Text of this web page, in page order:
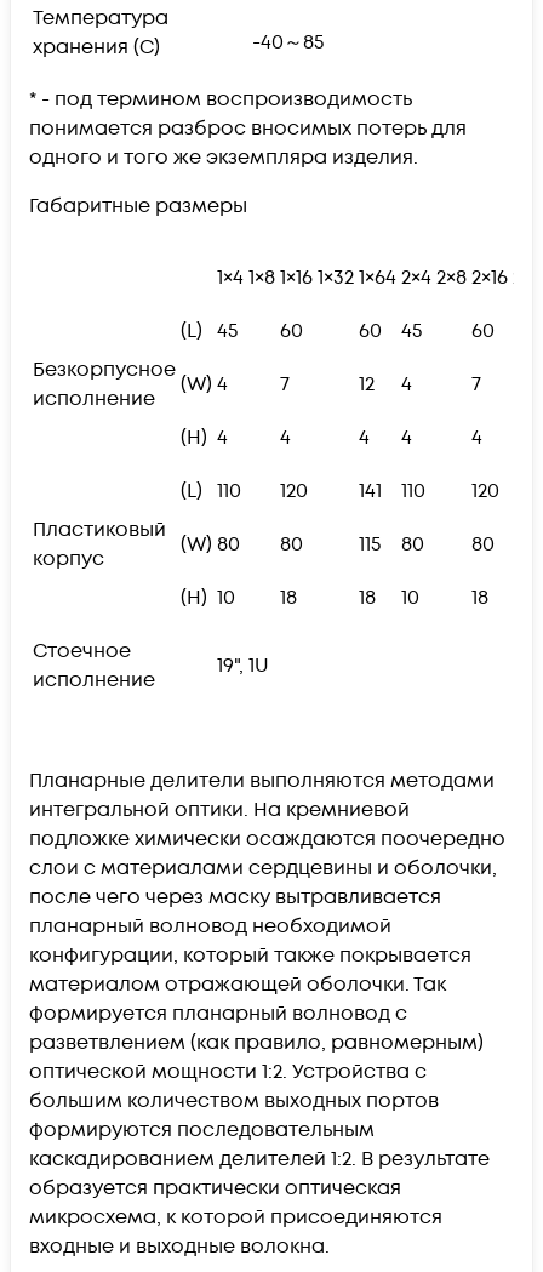
Температура
хранения (С)
-40～85
* - под термином воспроизводимость
понимается разброс вносимых потерь для
одного и того же экземпляра изделия.
Габаритные размеры
1×41×81×161×321×642×42×82×16
Безкорпусное
исполнение
(L) 45 60 60 45
60
(W) 4 7 12 4
7
(H) 4 4 4 4 4
Пластиковый
корпус
(L) 110 120 141 110
120
(W) 80 80 115 80
80
(H) 10 18 18 10
18
Стоечное
исполнение
19", 1U
Планарные делители выполняются методами
интегральной оптики. На кремниевой
подложке химически осаждаются поочередно
слои с материалами сердцевины и оболочки,
после чего через маску вытравливается
планарный волновод необходимой
конфигурации, который также покрывается
материалом отражающей оболочки. Так
формируется планарный волновод с
разветвлением (как правило, равномерным)
оптической мощности 1:2. Устройства с
большим количеством выходных портов
формируются последовательным
каскадированием делителей 1:2. В результате
образуется практически оптическая
микросхема, к которой присоединяются
входные и выходные волокна.